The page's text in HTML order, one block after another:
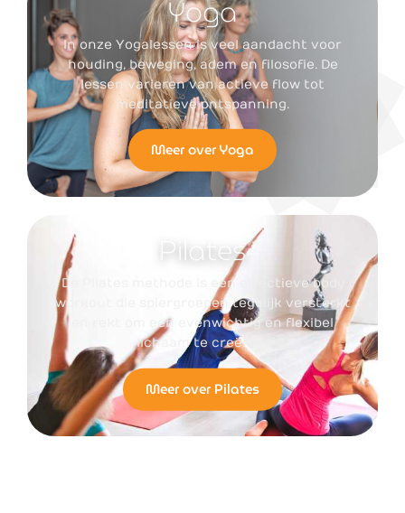
Yoga
In onze Yogalessen is veel aandacht voor
houding, beweging, adem en filosofie. De
lessen varieren van actieve flow tot
meditatieve ontspanning.
Meer over Yoga
Pilates
De Pilates methode is een effectieve body
workout die spiergroepen tegelijk versterkt
en rekt om een evenwichtig en flexibel
lichaam te creëren.
Meer over Pilates